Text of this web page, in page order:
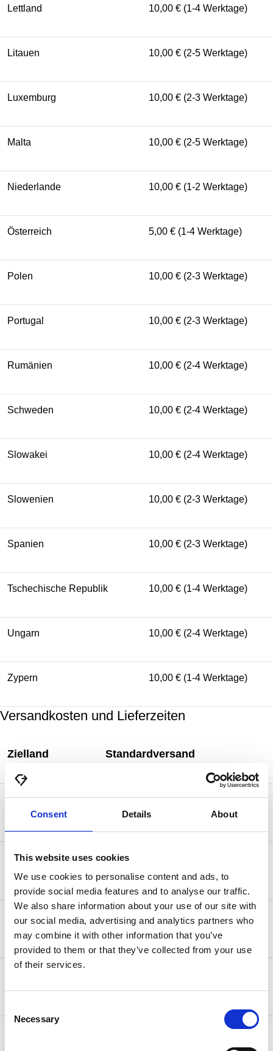
Consent Details About
This website uses cookies
We use cookies to personalise content and ads, to
provide social media features and to analyse our traffic.
We also share information about your use of our site with
our social media, advertising and analytics partners who
may combine it with other information that you’ve
provided to them or that they’ve collected from your use
of their services.
Selection
Necessary
Lettland 10,00 € (1-4 Werktage)
Litauen 10,00 € (2-5 Werktage)
Luxemburg 10,00 € (2-3 Werktage)
Malta 10,00 € (2-5 Werktage)
Niederlande 10,00 € (1-2 Werktage)
Österreich 5,00 € (1-4 Werktage)
Polen 10,00 € (2-3 Werktage)
Portugal 10,00 € (2-3 Werktage)
Rumänien 10,00 € (2-4 Werktage)
Schweden 10,00 € (2-4 Werktage)
Slowakei 10,00 € (2-4 Werktage)
Slowenien 10,00 € (2-3 Werktage)
Spanien 10,00 € (2-3 Werktage)
Tschechische Republik 10,00 € (1-4 Werktage)
Ungarn 10,00 € (2-4 Werktage)
Zypern 10,00 € (1-4 Werktage)
Versandkosten und Lieferzeiten
Zielland Standardversand
50,00 € (2-5 Werktage) kostenlos ab
750,00 €
Monaco
25,00 € (2-4 Werktage) kostenlos ab
500,00 €
Norwegen
25,00 € (2-4 Werktage) kostenlos ab
500,00 €
50,00 € (3-5 Werktage) kostenlos ab